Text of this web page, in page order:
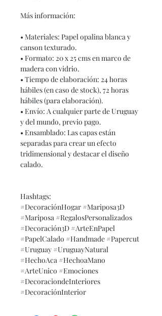
Más información:
• Materiales: Papel opalina blanca y
canson texturado.
• Formato: 20 x 25 cms en marco de
madera con vidrio.
• Tiempo de elaboración: 24 horas
hábiles (en caso de stock), 72 horas
hábiles (para elaboración).
• Envío: A cualquier parte de Uruguay
y del mundo, previo pago.
• Ensamblado: Las capas están
separadas para crear un efecto
tridimensional y destacar el diseño
calado.
Hashtags:
#DecoraciónHogar #Mariposa3D
#Mariposa #RegalosPersonalizados
#Decoración3D #ArteEnPapel
#PapelCalado #Handmade #Papercut
#Uruguay #UruguayNatural
#HechoAca #HechoaMano
#ArteUnico #Emociones
#DecoraciondeInteriores
#DecoraciónInterior